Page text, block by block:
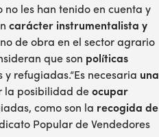
les han tenido en cuenta y
carácter instrumentalista y
de obra en el sector agrario
que son políticas
refugiadas.“Es necesaria una
la posibilidad deocupar
como son la recogida de
Popular de Vendedores